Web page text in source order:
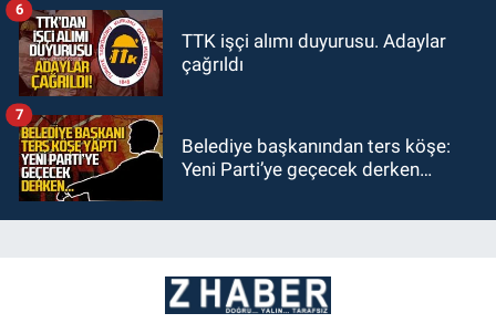
TTK işçi alımı duyurusu. Adaylar
çağrıldı
6
Belediye başkanından ters köşe:
Yeni Parti’ye geçecek derken…
7